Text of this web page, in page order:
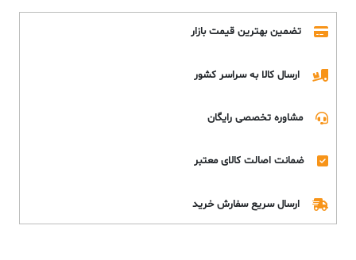
تضمین بهترین قیمت بازار
ارسال کالا به سراسر کشور
مشاوره تخصصی رایگان
ضمانت اصالت کالای معتبر
ارسال سریع سفارش خرید